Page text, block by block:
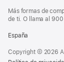
Más formas de
de ti. O
llama al 900
España
Copyright © 2026